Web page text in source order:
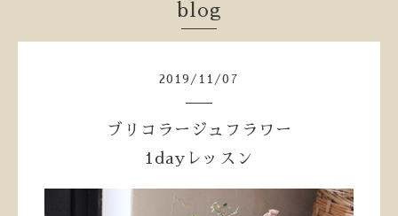
blog
2019 / 11 /07
ブリコラージュフラワー
1dayレッスン